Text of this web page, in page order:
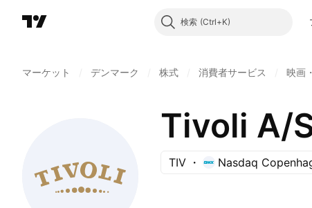
検索
マーケット デンマーク 株式 消費者サービス 映画
Tivoli A/
TIV Nasdaq